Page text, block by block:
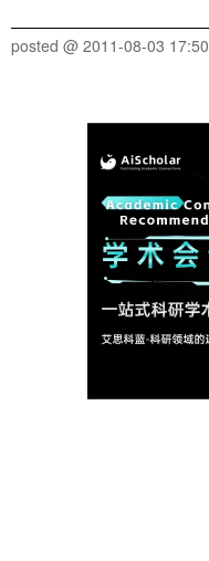
posted @ 2011-08-03 17:50